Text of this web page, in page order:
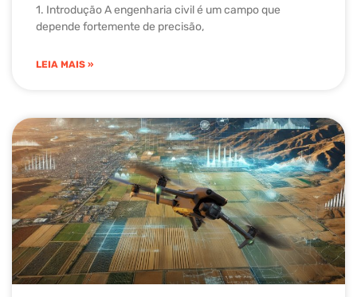
1. Introdução A engenharia civil é um campo que
depende fortemente de precisão,
LEIA MAIS »